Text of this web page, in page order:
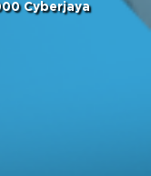
Cyberjaya